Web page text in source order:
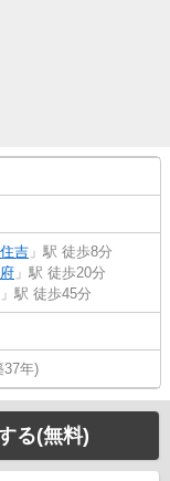
吉 」駅 徒歩8分
」駅 徒歩20分
」駅 徒歩45分
37年)
る(無料)